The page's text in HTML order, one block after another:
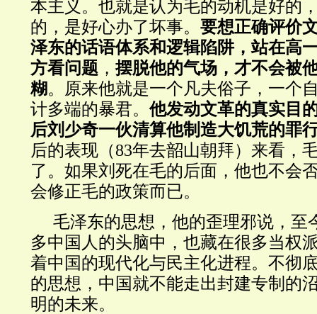
本主义。也就是认为毛的动机是好的
的，是好心办了坏事。 要想正确评价
泽东的话语体系和逻辑陷阱，站在高
方看问题 ， 摆脱他的气场，才不会被
糊。原来他就是一个凡夫俗子，一个
计多端的暴君。他发动文革的真实目
后刘少奇一伙清算他制造大饥荒的罪
后的表现（83年去韶山朝拜）来看，
了。如果刘死在毛的后面，他也不会
会修正毛的政策而已。
毛泽东的思想，他的歪理邪说，至
多中国人的头脑中，也藏在很多当权
着中国的现代化与民主化进程。不彻
的思想，中国就不能走出封建专制的
明的未来。